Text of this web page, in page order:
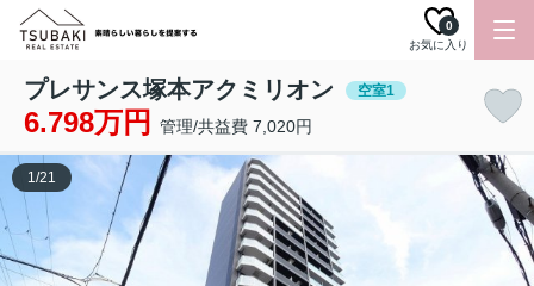
お気に入り
0
プレサンス塚本アクミリオン 空室1
6.798万円 管理/共益費 7,020円
1/21